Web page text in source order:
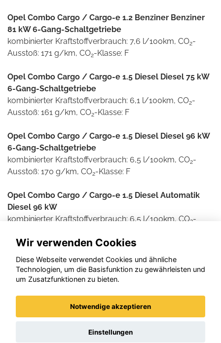
Opel Combo Cargo / Cargo-e 1.2 Benziner Benziner
81 kW 6-Gang-Schaltgetriebe
kombinierter Kraftstoffverbrauch: 7,6 l/100km, CO2-
Ausstoß: 171 g/km, CO2-Klasse: F
Opel Combo Cargo / Cargo-e 1.5 Diesel Diesel 75 kW
6-Gang-Schaltgetriebe
kombinierter Kraftstoffverbrauch: 6,1 l/100km, CO2-
Ausstoß: 161 g/km, CO2-Klasse: F
Opel Combo Cargo / Cargo-e 1.5 Diesel Diesel 96 kW
6-Gang-Schaltgetriebe
kombinierter Kraftstoffverbrauch: 6,5 l/100km, CO2-
Ausstoß: 170 g/km, CO2-Klasse: F
Opel Combo Cargo / Cargo-e 1.5 Diesel Automatik
Diesel 96 kW
kombinierter Kraftstoffverbrauch: 6,5 l/100km, CO2-
Stromverbrauch und den offiziellen spezifischen CO2-
Emissionen neuer Personenkraftwagen können dem
Emissionen neuer Personenkraftwagen' entnommen
werden, der an allen Verkaufsstellen und bei der DAT
Straße 1, D-73760 Ostfildern unentgeltlich erhältlich ist.
Wir verwenden Cookies
Diese Webseite verwendet Cookies und ähnliche
Technologien, um die Basisfunktion zu gewährleisten und
um Zusatzfunktionen zu bieten.
Notwendige akzeptieren
Einstellungen